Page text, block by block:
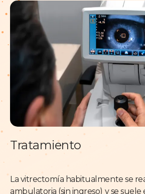
Tratamiento
La vitrectomía habitualmente se
ambulatoria (sin ingreso) y se suele